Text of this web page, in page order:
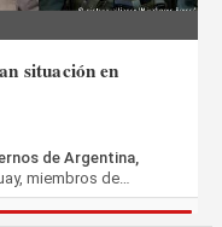
situación en
de Argentina,
miembros de…